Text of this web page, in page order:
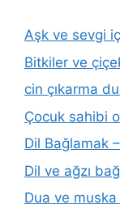
Aşk ve sevgi
Bitkiler ve
cin çıkarma
Çocuk sahibi
Dil Bağlamak
Dil ve ağzı
Dua ve